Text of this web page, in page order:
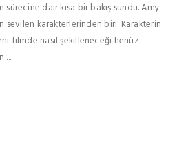
dair kısa bir bakış sundu. Amy
sevilen karakterlerinden biri. Karakterin
filmde nasıl şekilleneceği henüz
...